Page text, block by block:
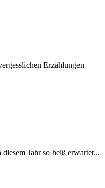
Erzählungen
Jahr so heiß erwartet...